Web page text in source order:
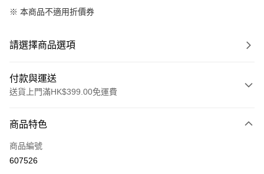
※ 本商品不適用折價券
請選擇商品選項
付款與運送
送貨上門滿HK$399.00免運費
信用卡
線上付款
商品特色
商品編號
607526